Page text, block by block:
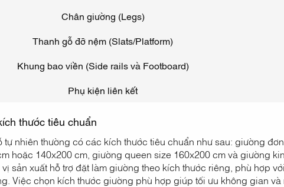
Chân giường (Legs)
Thanh gỗ đỡ nệm (Slats/Platform)
Khung bao viền (Side rails và Footboard)
Phụ kiện liên kết
thước tiêu chuẩn
tự nhiên thường có các kích thước tiêu chuẩn như sau: giường
hoặc 140x200 cm, giường queen size 160x200 cm và giường
sản xuất hỗ trợ đặt làm giường theo kích thước riêng, phù hợp
Việc chọn kích thước giường phù hợp giúp tối ưu không gian